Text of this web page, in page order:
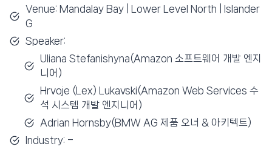
Venue: Mandalay Bay | Lower Level North | Islander
G
Speaker:
Uliana Stefanishyna(Amazon 소프트웨어 개발 엔지
니어)
Hrvoje (Lex) Lukavski(Amazon Web Services 수
석 시스템 개발 엔지니어)
Adrian Hornsby(BMW AG 제품 오너 & 아키텍트)
Industry: –